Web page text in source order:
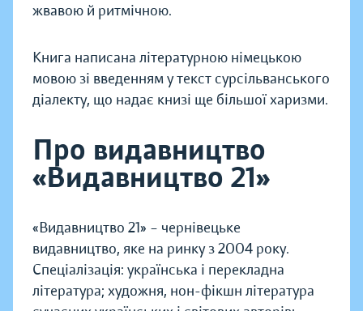
жвавою й ритмічною.
Книга написана літературною німецькою
мовою зі введенням у текст сурсільванського
діалекту, що надає книзі ще більшої харизми.
Про видавництво
«Видавництво 21»
«Видавництво 21» – чернівецьке
видавництво, яке на ринку з 2004 року.
Спеціалізація: українська і перекладна
література; художня, нон-фікшн література